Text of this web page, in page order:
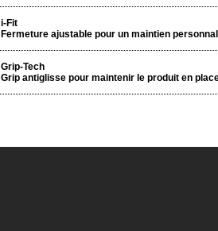
i-Fit
Fermeture ajustable pour un maintien
Grip-Tech
Grip antiglisse pour maintenir le produit en